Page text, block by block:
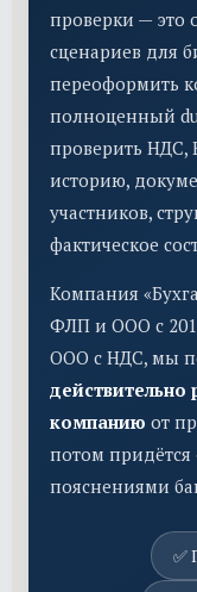
проверки — это
сценариев для
переоформить
полноценный
проверить НДС,
историю,
участников,
фактическое
Компания
ФЛП и ООО с
ООО с НДС, мы
компанию от
потом придётся
пояснениями
✅